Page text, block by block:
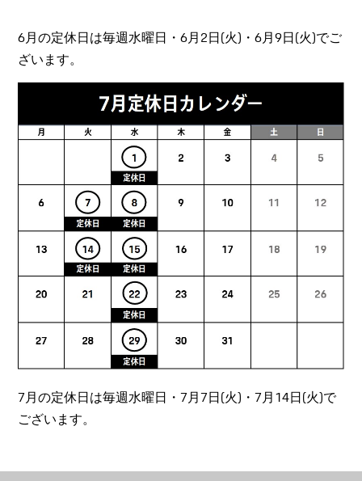
6月の定休日は毎週水曜日・6月2日(火)・6月9日(火)でご
ざいます。
7月の定休日は毎週水曜日・7月7日(火)・7月14日(火)で
ございます。